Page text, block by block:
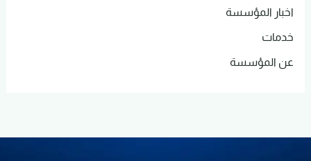
اخبار المؤسسة
خدمات
عن المؤسسة